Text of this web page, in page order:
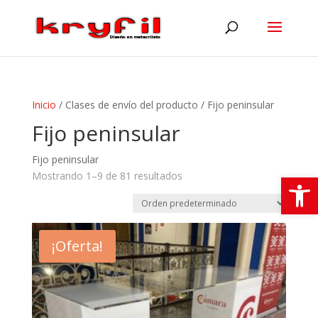
Inicio / Clases de envío del producto / Fijo peninsular
Fijo peninsular
Fijo peninsular
Mostrando 1–9 de 81 resultados
¡Oferta!